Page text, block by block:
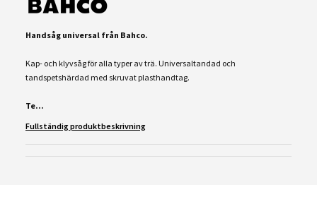
Handsåg universal från Bahco.
Kap- och klyvsåg för alla typer av trä. Universaltandad och
tandspetshärdad med skruvat plasthandtag.
Te...
Fullständig produktbeskrivning